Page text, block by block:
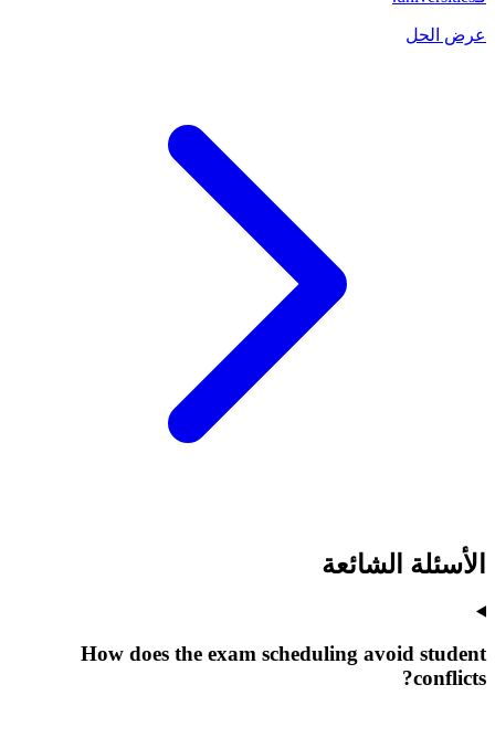
عرض الحل
الأسئلة الشائعة
How does the exam scheduling avoid student
conflicts?